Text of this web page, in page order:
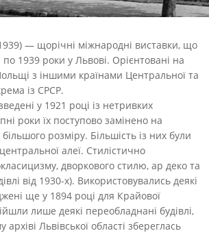
— щорічні міжнародні виставки, що
по 1939 роки у Львові. Орієнтовані на
з іншими країнами Центральної та
із СРСР.
у 1921 році із нетривких
роки їх поступово замінено на
розміру. Більшість із них були
алеї. Стилістично
дворкового стилю, ар деко та
від 1930-х). Використовувались деякі
ще у 1894 році для Крайової
лише деякі переобладнані будівлі,
Львівської області збереглась